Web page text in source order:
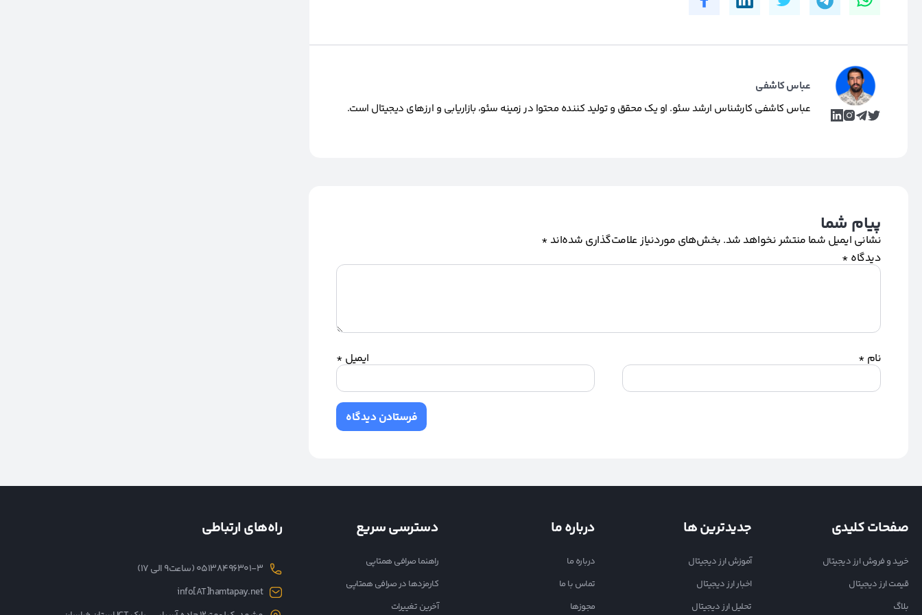
عباس کاشفی
عباس کاشفی کارشناس ارشد سئو. او یک محقق و تولید کننده محتوا در زمینه سئو، بازاریابی و ارزهای دیجیتال است.
پیام شما
نشانی ایمیل شما منتشر نخواهد شد. بخش‌های موردنیاز علامت‌گذاری شده‌اند*
دیدگاه *
نام * ایمیل *
صفحات کلیدی
خرید و فروش ارز دیجیتال
قیمت ارز دیجیتال
بلاگ
جدیدترین ها
آموزش ارز دیجیتال
اخبار ارز دیجیتال
تحلیل ارز دیجیتال
درباره ما
درباره ما
تماس با ما
مجوزها
دسترسی سریع
راهنما صرافی همتاپی
کارمزدها در صرافی همتاپی
آخرین تغییرات
راه‌های ارتباطی
05138496301-3 (ساعت۹ الی ۱۷)
info[AT]hamtapay.net